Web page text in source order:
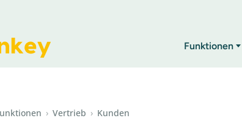
Funktionen
› Vertrieb › Kunden